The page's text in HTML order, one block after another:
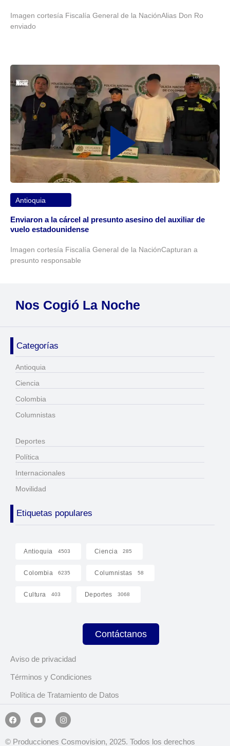
Imagen cortesía Fiscalía General de la NaciónAlias Don Ro
enviado
Antioquia
Enviaron a la cárcel al presunto asesino del auxiliar de
vuelo estadounidense
Imagen cortesía Fiscalía General de la NaciónCapturan a
presunto responsable
Nos Cogió La Noche
Categorías
Antioquia
Ciencia
Colombia
Columnistas
Deportes
Política
Internacionales
Movilidad
Etiquetas populares
Antioquia 4503 Ciencia 285
Colombia 6235 Columnistas 58
Cultura 403 Deportes 3068
Contáctanos
Aviso de privacidad
Términos y Condiciones
Política de Tratamiento de Datos
© Producciones Cosmovision, 2025. Todos los derechos